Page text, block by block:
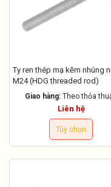
Ty ren thép mạ kẽm nhúng
M24 (HDG threaded rod)
Giao hàng: Theo thỏa
Liên hệ
Tùy chọn